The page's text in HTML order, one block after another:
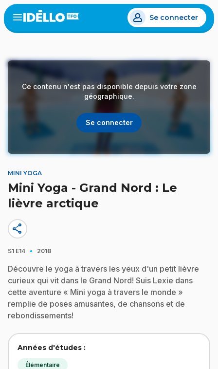
Aller
au
contenu
Open
menu
Se connecter
Ce contenu n'est pas disponible depuis votre zone
géographique.
Se connecter
MINI YOGA
Mini Yoga - Grand Nord : Le
lièvre arctique
share
S1 E14 · 2018
Découvre le yoga à travers les yeux d'un petit lièvre
curieux qui vit dans le Grand Nord! Suis Lexie dans
cette aventure « Mini yoga à travers le monde »
remplie de poses amusantes, de chansons et de
rebondissements!
Années d'études :
Élémentaire